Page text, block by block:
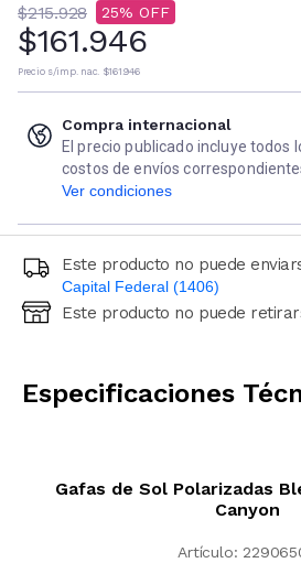
$215.928 25
$161.946
Precio s/imp. nac. $161.946
Compra internacional
El precio publicado incluye todos
costos de envíos
Ver condiciones
Este producto no puede
Capital Federal (1406)
Ingresá código postal (sólo
Este producto no puede
Especificaciones
Gafas de Sol Polarizadas
Canyon
Artículo: